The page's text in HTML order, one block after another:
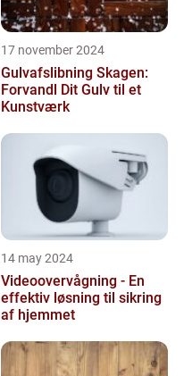
17 november 2024
Gulvafslibning Skagen:
Forvandl Dit Gulv til et
Kunstværk
14 may 2024
Videoovervågning - En
effektiv løsning til sikring
af hjemmet